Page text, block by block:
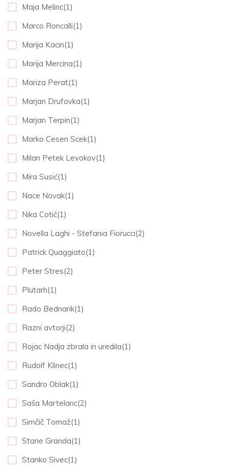
Maja Melinc(1)
Marco Roncalli(1)
Marija Kacin(1)
Marija Mercina(1)
Mariza Perat(1)
Marjan Drufovka(1)
Marjan Terpin(1)
Marko Cesen Scek(1)
Milan Petek Levokov(1)
Mira Susić(1)
Nace Novak(1)
Nika Cotič(1)
Novella Laghi - Stefania Fiorucci(2)
Patrick Quaggiato(1)
Peter Stres(2)
Plutarh(1)
Rado Bednarik(1)
Razni avtorji(2)
Rojac Nadja zbrala in uredila(1)
Rudolf Klinec(1)
Sandro Oblak(1)
Saša Martelanc(2)
Simčič Tomaž(1)
Stane Granda(1)
Stanko Sivec(1)